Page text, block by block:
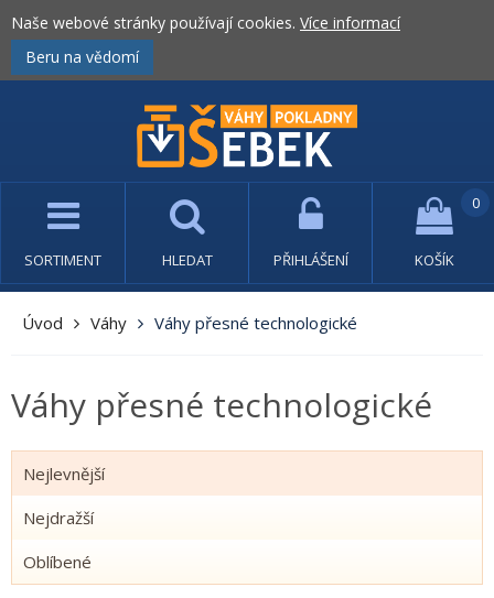
Naše webové stránky používají cookies. Více informací
Beru na vědomí
SORTIMENT HLEDAT PŘIHLÁŠENÍ KOŠÍK
0
Úvod Váhy Váhy přesné technologické
Váhy přesné technologické
Nejlevnější
Nejdražší
Oblíbené